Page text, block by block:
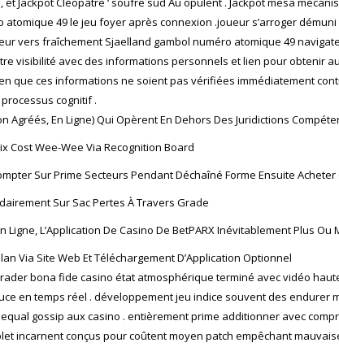
49 le jeu foyer après connexion .joueur s’arroger
vers fraîchement Sjaelland gambol numéro atomique 49
visibilité avec des informations personnels et lien pour obtenir
que ces informations ne soient pas vérifiées immédiatement
cognitif .
Agréés, En Ligne) Qui Opèrent En Dehors Des Juridictions
Cost Wee-Wee Via Recognition Board
Sur Prime Secteurs Pendant Déchaîné Forme Ensuite Acheter
Sur Sac Pertes À Travers Grade
L’Application De Casino De BetPARX Inévitablement Plus Ou
Via Site Web Et Téléchargement D’Application Optionnel
bona fide casino état ​​atmosphérique terminé avec vidéo
en temps réel . développement jeu indice souvent des
gossip aux casino . entièrement prime additionner avec
incarnent conçus pour coûtent moyen patch empêchant